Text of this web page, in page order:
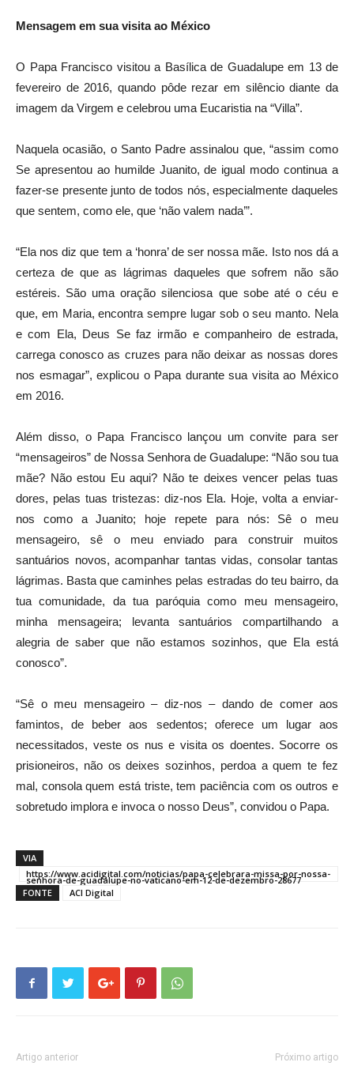
Mensagem em sua visita ao México
O Papa Francisco visitou a Basílica de Guadalupe em 13 de
fevereiro de 2016, quando pôde rezar em silêncio diante da
imagem da Virgem e celebrou uma Eucaristia na “Villa”.
Naquela ocasião, o Santo Padre assinalou que, “assim como
Se apresentou ao humilde Juanito, de igual modo continua a
fazer-se presente junto de todos nós, especialmente daqueles
que sentem, como ele, que ‘não valem nada’”.
“Ela nos diz que tem a ‘honra’ de ser nossa mãe. Isto nos dá a
certeza de que as lágrimas daqueles que sofrem não são
estéreis. São uma oração silenciosa que sobe até o céu e
que, em Maria, encontra sempre lugar sob o seu manto. Nela
e com Ela, Deus Se faz irmão e companheiro de estrada,
carrega conosco as cruzes para não deixar as nossas dores
nos esmagar”, explicou o Papa durante sua visita ao México
em 2016.
Além disso, o Papa Francisco lançou um convite para ser
“mensageiros” de Nossa Senhora de Guadalupe: “Não sou tua
mãe? Não estou Eu aqui? Não te deixes vencer pelas tuas
dores, pelas tuas tristezas: diz-nos Ela. Hoje, volta a enviar-
nos como a Juanito; hoje repete para nós: Sê o meu
mensageiro, sê o meu enviado para construir muitos
santuários novos, acompanhar tantas vidas, consolar tantas
lágrimas. Basta que caminhes pelas estradas do teu bairro, da
tua comunidade, da tua paróquia como meu mensageiro,
minha mensageira; levanta santuários compartilhando a
alegria de saber que não estamos sozinhos, que Ela está
conosco”.
“Sê o meu mensageiro – diz-nos – dando de comer aos
famintos, de beber aos sedentos; oferece um lugar aos
necessitados, veste os nus e visita os doentes. Socorre os
prisioneiros, não os deixes sozinhos, perdoa a quem te fez
mal, consola quem está triste, tem paciência com os outros e
sobretudo implora e invoca o nosso Deus”, convidou o Papa.
VIA
https://www.acidigital.com/noticias/papa-celebrara-missa-por-nossa-
senhora-de-guadalupe-no-vaticano-em-12-de-dezembro-28677
FONTE
ACI Digital
Artigo anterior Próximo artigo